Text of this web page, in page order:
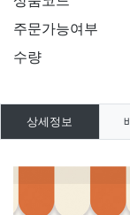
주문가능여부
수량
상세정보